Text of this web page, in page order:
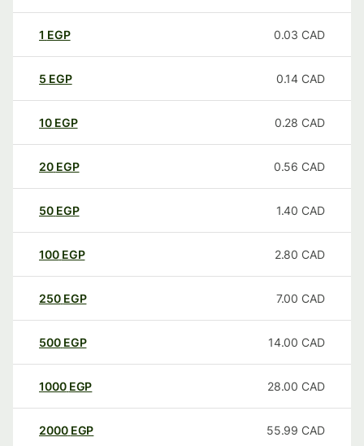
1 EGP 0.03 CAD
5 EGP 0.14 CAD
10 EGP 0.28 CAD
20 EGP 0.56 CAD
50 EGP 1.40 CAD
100 EGP 2.80 CAD
250 EGP 7.00 CAD
500 EGP 14.00 CAD
1000 EGP 28.00 CAD
2000 EGP 55.99 CAD